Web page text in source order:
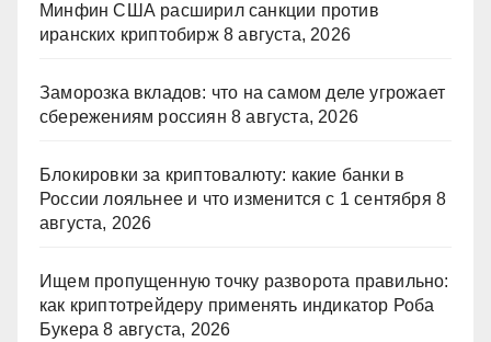
Минфин США расширил санкции против
иранских криптобирж 8 августа, 2026
Заморозка вкладов: что на самом деле угрожает
сбережениям россиян 8 августа, 2026
Блокировки за криптовалюту: какие банки в
России лояльнее и что изменится с 1 сентября 8
августа, 2026
Ищем пропущенную точку разворота правильно:
как криптотрейдеру применять индикатор Роба
Букера 8 августа, 2026